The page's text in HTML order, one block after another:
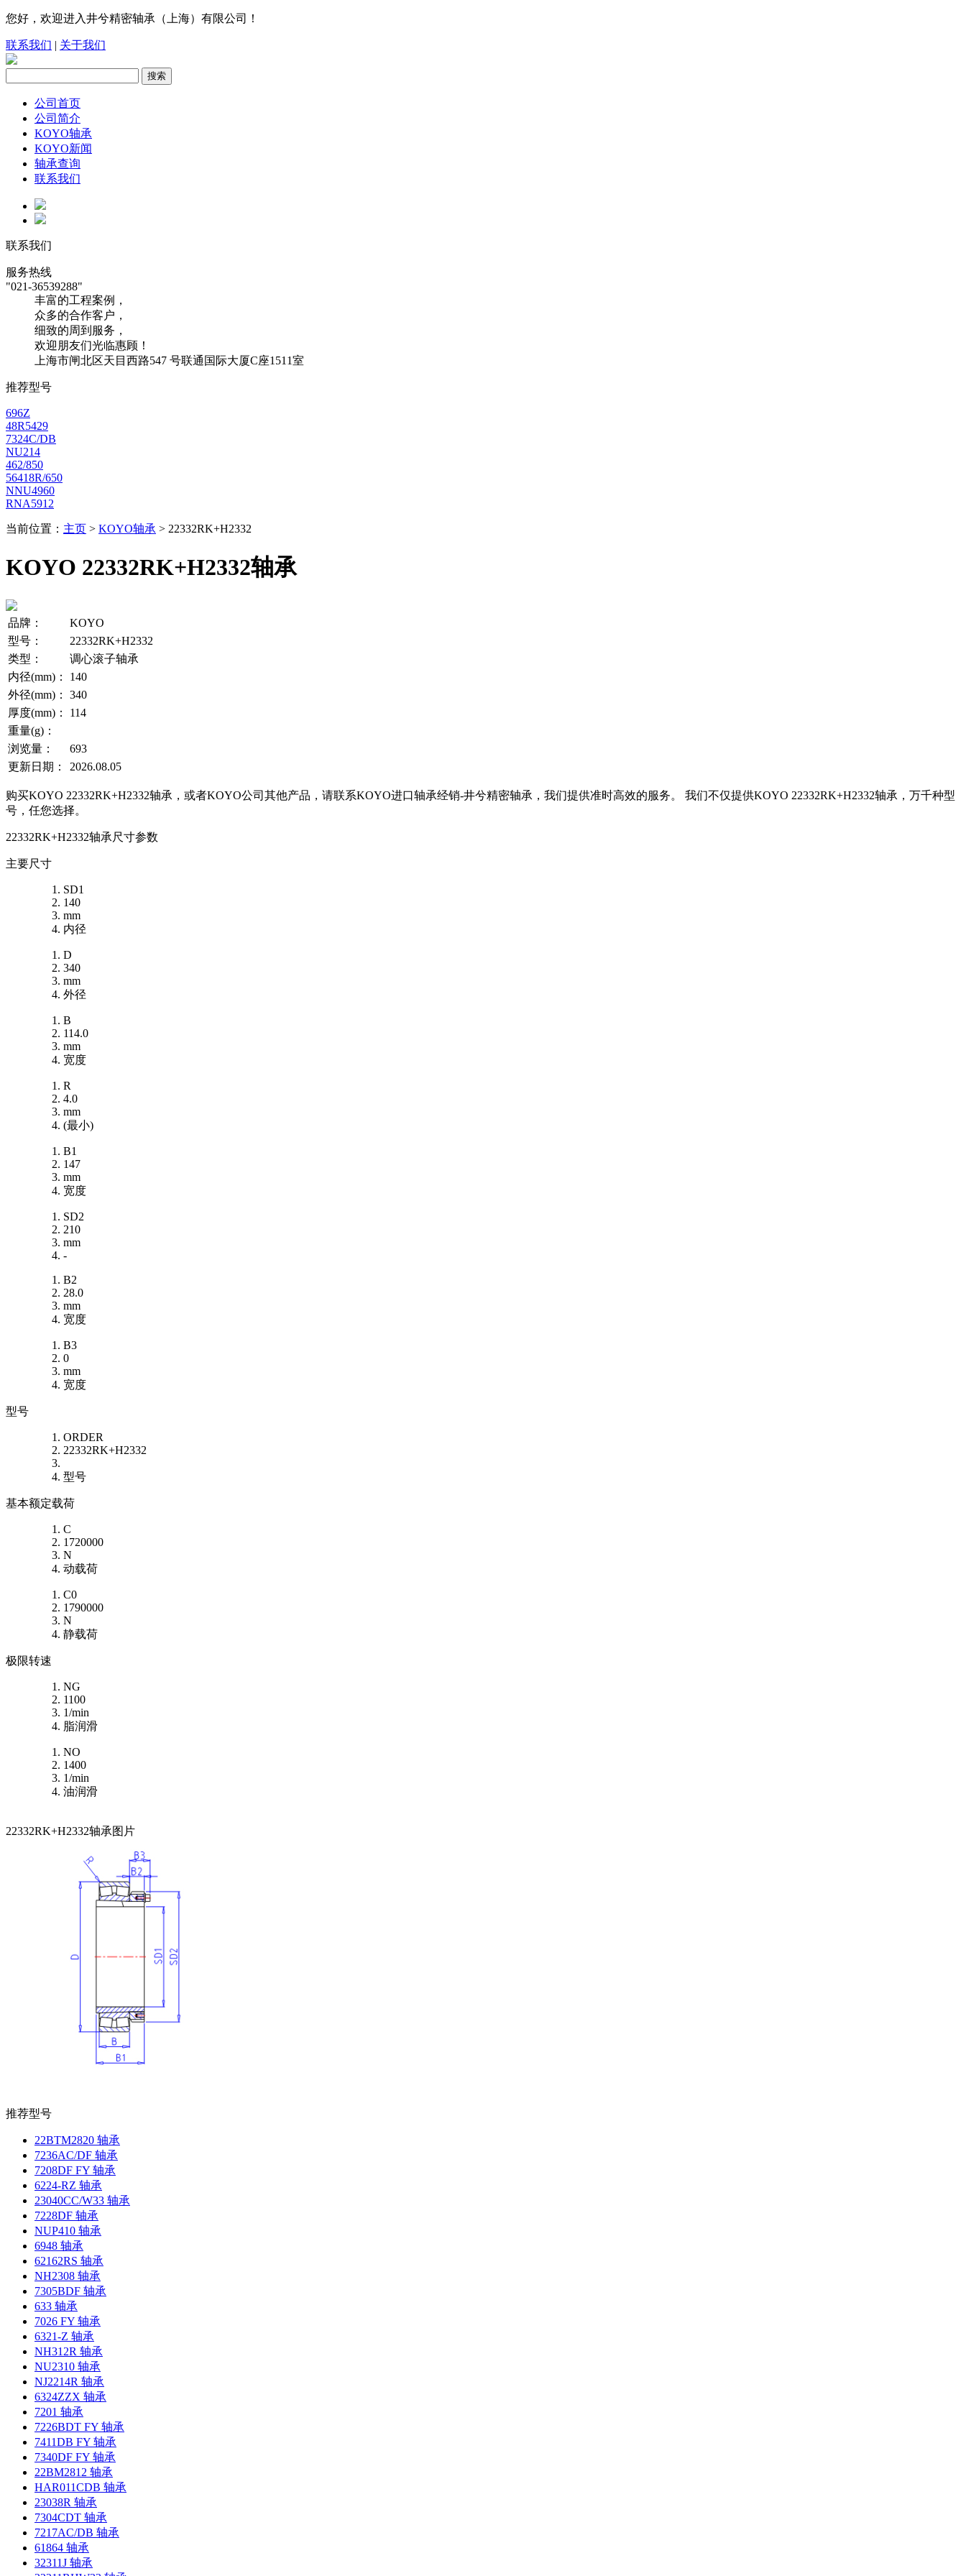
您好，欢迎进入井兮精密轴承（上海）有限公司！
联系我们 | 关于我们
公司首页
公司简介
KOYO轴承
KOYO新闻
轴承查询
联系我们
联系我们
服务热线
"021-36539288"
丰富的工程案例，
众多的合作客户，
细致的周到服务，
欢迎朋友们光临惠顾！
上海市闸北区天目西路547 号联通国际大厦C座1511室
推荐型号
696Z
48R5429
7324C/DB
NU214
462/850
56418R/650
NNU4960
RNA5912
当前位置： 主页 > KOYO轴承 > 22332RK+H2332
KOYO 22332RK+H2332轴承
品牌：
KOYO
型号：
22332RK+H2332
类型：
调心滚子轴承
内径(mm)：
140
外径(mm)：
340
厚度(mm)：
114
重量(g)：
浏览量：
693
更新日期：
2026.08.05
购买KOYO 22332RK+H2332轴承，或者KOYO公司其他产品，请联系KOYO进口轴承经销-井兮精密轴承，我们提供准时高效的服务。 我们不仅提供KOYO 22332RK+H2332轴承，万千种型
号，任您选择。
22332RK+H2332轴承尺寸参数
主要尺寸
SD1
140
mm
内径
D
340
mm
外径
B
114.0
mm
宽度
R
4.0
mm
(最小)
B1
147
mm
宽度
SD2
210
mm
-
B2
28.0
mm
宽度
B3
0
mm
宽度
型号
ORDER
22332RK+H2332
型号
基本额定载荷
C
1720000
N
动载荷
C0
1790000
N
静载荷
极限转速
NG
1100
1/min
脂润滑
NO
1400
1/min
油润滑
22332RK+H2332轴承图片
推荐型号
22BTM2820 轴承
7236AC/DF 轴承
7208DF FY 轴承
6224-RZ 轴承
23040CC/W33 轴承
7228DF 轴承
NUP410 轴承
6948 轴承
62162RS 轴承
NH2308 轴承
7305BDF 轴承
633 轴承
7026 FY 轴承
6321-Z 轴承
NH312R 轴承
NU2310 轴承
NJ2214R 轴承
6324ZZX 轴承
7201 轴承
7226BDT FY 轴承
7411DB FY 轴承
7340DF FY 轴承
22BM2812 轴承
HAR011CDB 轴承
23038R 轴承
7304CDT 轴承
7217AC/DB 轴承
61864 轴承
32311J 轴承